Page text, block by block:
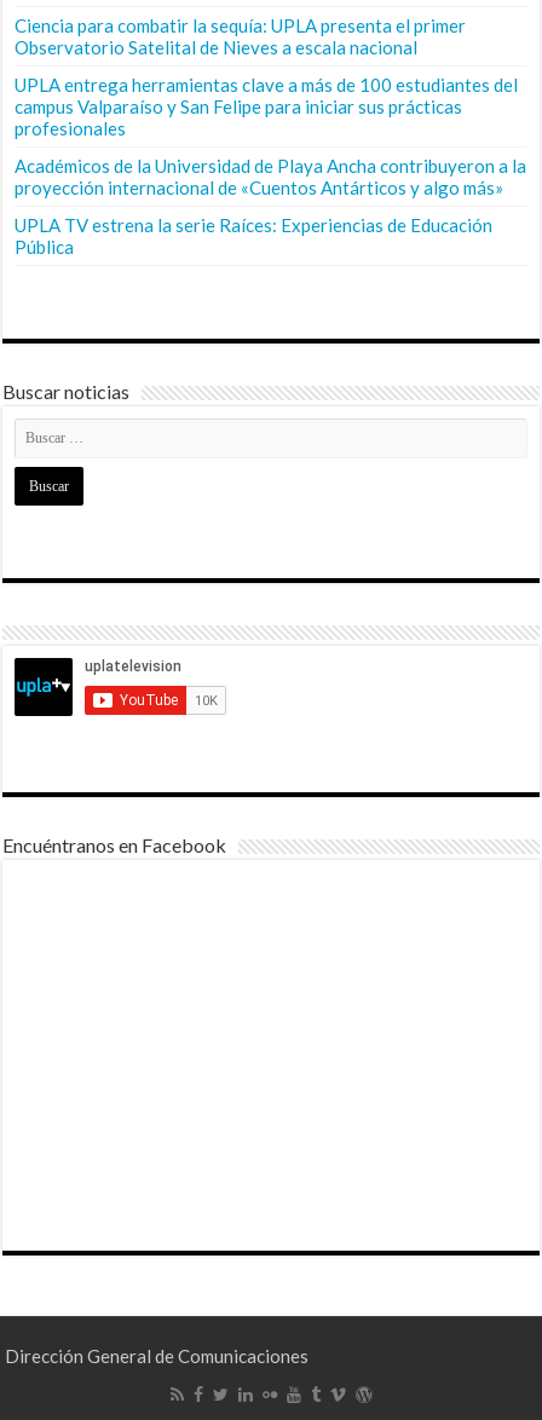
Ciencia para combatir la sequía: UPLA presenta el primer
Observatorio Satelital de Nieves a escala nacional
UPLA entrega herramientas clave a más de 100 estudiantes del
campus Valparaíso y San Felipe para iniciar sus prácticas
profesionales
Académicos de la Universidad de Playa Ancha contribuyeron a la
proyección internacional de «Cuentos Antárticos y algo más»
UPLA TV estrena la serie Raíces: Experiencias de Educación
Pública
Buscar noticias
Encuéntranos en Facebook
Dirección General de Comunicaciones